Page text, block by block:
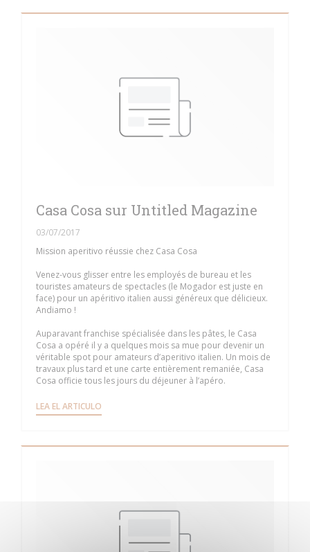
Casa Cosa sur Untitled Magazine
03/07/2017
Mission aperitivo réussie chez Casa Cosa
Venez-vous glisser entre les employés de bureau et les
touristes amateurs de spectacles (le Mogador est juste en
face) pour un apéritivo italien aussi généreux que délicieux.
Andiamo !
Auparavant franchise spécialisée dans les pâtes, le Casa
Cosa a opéré il y a quelques mois sa mue pour devenir un
véritable spot pour amateurs d’aperitivo italien. Un mois de
travaux plus tard et une carte entièrement remaniée, Casa
Cosa officie tous les jours du déjeuner à l’apéro.
LEA EL ARTICULO